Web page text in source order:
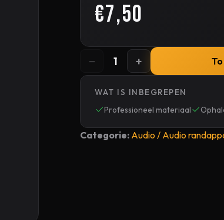
€7,50
− 1 +
WAT IS INBEGREPEN
Professioneel materiaal
Categorie: Audio / Audio